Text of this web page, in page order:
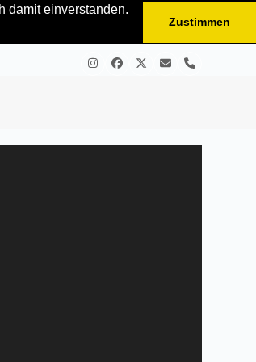
damit einverstanden.
Zustimmen
InstagramFacebook
Twitter
E- Telefon